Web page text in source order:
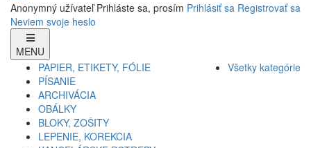
Anonymný užívateľ Prihláste sa, prosím Prihlásiť sa Registrovať sa
Neviem svoje heslo
MENU
PAPIER, ETIKETY, FÓLIE
PÍSANIE
ARCHIVÁCIA
OBÁLKY
BLOKY, ZOŠITY
LEPENIE, KOREKCIA
Všetky kategórie